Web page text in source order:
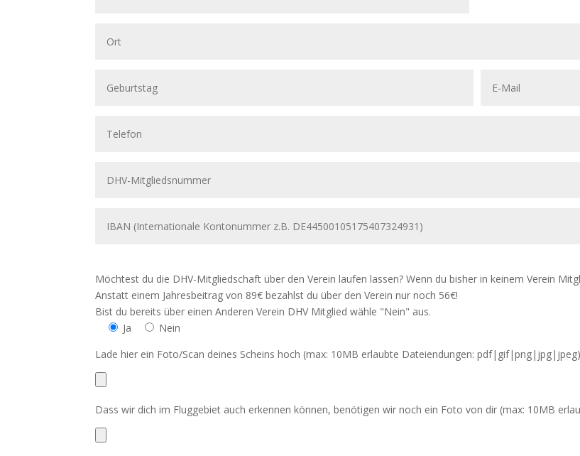
Möchtest du die DHV-Mitgliedschaft über den Verein laufen lassen? Wenn du bisher in keinem Verein
Anstatt einem Jahresbeitrag von 89€ bezahlst du über den Verein nur noch 56€!
Bist du bereits über einen Anderen Verein DHV Mitglied wähle "Nein" aus.
Ja
Nein
Lade hier ein Foto/Scan deines Scheins hoch (max: 10MB erlaubte Dateiendungen: pdf|gif|png|jpg|jpeg)
Dass wir dich im Fluggebiet auch erkennen können, benötigen wir noch ein Foto von dir (max: 10MB